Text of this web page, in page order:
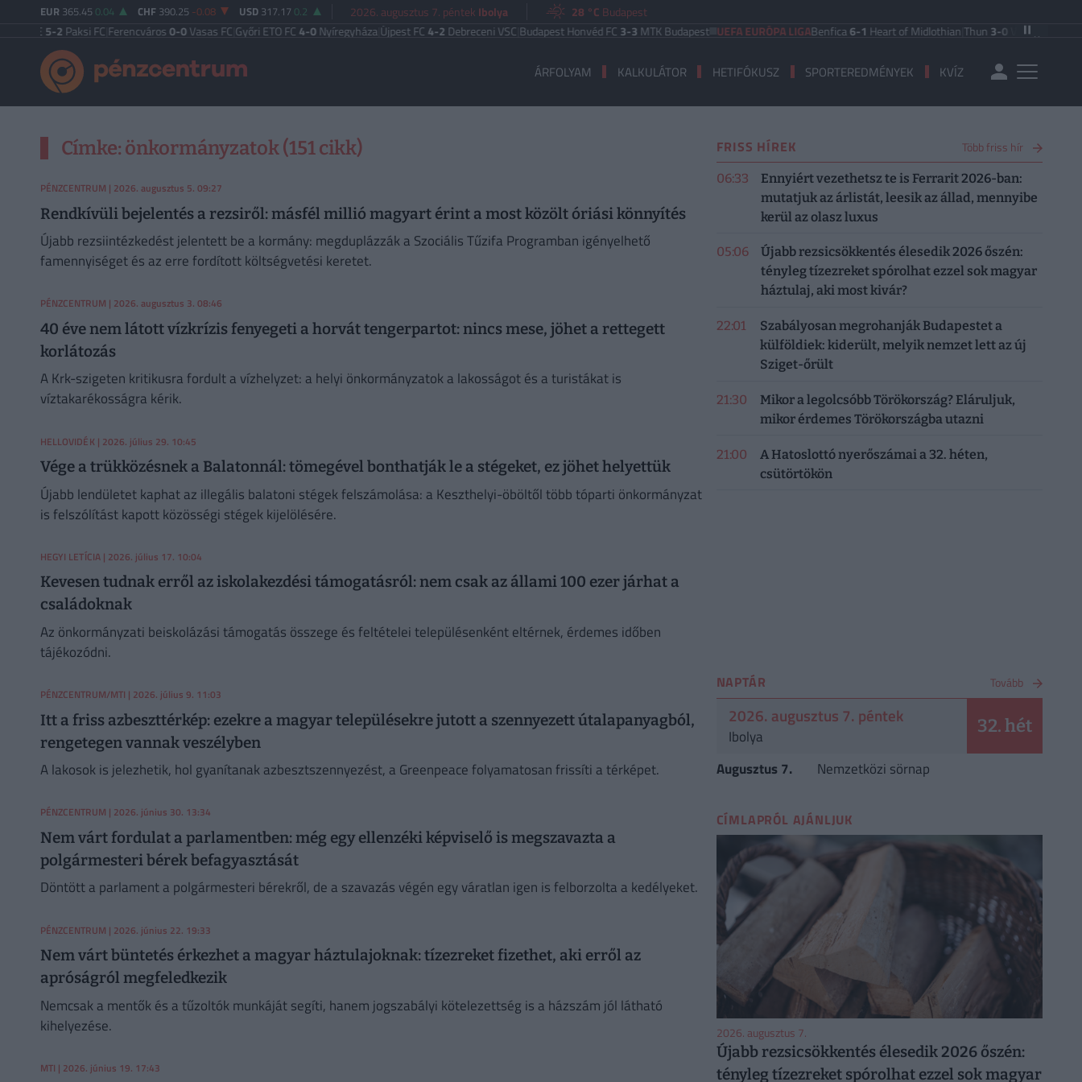
EUR 365.45 0.04 CHF 390.25 -0.08 USD 317.17 0.2 2026. augusztus 7. péntek Ibolya 28 °C Budapest
Paksi FC|Ferencváros0-0Vasas FC|Győri ETO FC4-0Nyíregyháza|Újpest FC4-2Debreceni VSC| Budapest Honvéd FC3-3MTK Budapest UEFA EURÓPA LIGABenfica6-1Heart of Midlothian|Thun3-0Vikingur Reykjavik
ÁRFOLYAM KALKULÁTOR HETIFÓKUSZ SPORTEREDMÉNYEK KVÍZ
Címke: önkormányzatok (151 cikk)
PÉNZCENTRUM | 2026. augusztus 5. 09:27
Rendkívüli bejelentés a rezsiről: másfél millió magyart érint a most közölt óriási könnyítés
Újabb rezsiintézkedést jelentett be a kormány: megduplázzák a Szociális Tűzifa Programban igényelhető
famennyiséget és az erre fordított költségvetési keretet.
PÉNZCENTRUM | 2026. augusztus 3. 08:46
40 éve nem látott vízkrízis fenyegeti a horvát tengerpartot: nincs mese, jöhet a rettegett
korlátozás
A Krk-szigeten kritikusra fordult a vízhelyzet: a helyi önkormányzatok a lakosságot és a turistákat is
víztakarékosságra kérik.
HELLOVIDÉK| 2026. július 29. 10:45
Vége a trükközésnek a Balatonnál: tömegével bonthatják le a stégeket, ez jöhet helyettük
Újabb lendületet kaphat az illegális balatoni stégek felszámolása: a Keszthelyi-öböltől több tóparti önkormányzat
is felszólítást kapott közösségi stégek kijelölésére.
HEGYI LETÍCIA | 2026. július 17. 10:04
Kevesen tudnak erről az iskolakezdési támogatásról: nem csak az állami 100 ezer járhat a
családoknak
Az önkormányzati beiskolázási támogatás összege és feltételei településenként eltérnek, érdemes időben
tájékozódni.
PÉNZCENTRUM/MTI | 2026. július 9. 11:03
Itt a friss azbeszttérkép: ezekre a magyar településekre jutott a szennyezett útalapanyagból,
rengetegen vannak veszélyben
A lakosok is jelezhetik, hol gyanítanak azbesztszennyezést, a Greenpeace folyamatosan frissíti a térképet.
PÉNZCENTRUM | 2026. június 30. 13:34
Nem várt fordulat a parlamentben: még egy ellenzéki képviselő is megszavazta a
polgármesteri bérek befagyasztását
Döntött a parlament a polgármesteri bérekről, de a szavazás végén egy váratlan igen is felborzolta a kedélyeket.
PÉNZCENTRUM | 2026. június 22. 19:33
Nem várt büntetés érkezhet a magyar háztulajoknak: tízezreket fizethet, aki erről az
apróságról megfeledkezik
Nemcsak a mentők és a tűzoltók munkáját segíti, hanem jogszabályi kötelezettség is a házszám jól látható
kihelyezése.
MTI | 2026. június 19. 17:43
FRISS HÍREK Több friss hír
06:33
Ennyiért vezethetsz te is Ferrarit 2026-ban:
mutatjuk az árlistát, leesik az állad, mennyibe
kerül az olasz luxus
05:06
Újabb rezsicsökkentés élesedik 2026 őszén:
tényleg tízezreket spórolhat ezzel sok magyar
háztulaj, aki most kivár?
22:01
Szabályosan megrohanják Budapestet a
külföldiek: kiderült, melyik nemzet lett az új
Sziget-őrült
21:30
Mikor a legolcsóbb Törökország? Eláruljuk,
mikor érdemes Törökországba utazni
21:00
A Hatoslottó nyerőszámai a 32. héten,
csütörtökön
NAPTÁR Tovább
2026. augusztus 7. péntek
Ibolya 32. hét
Augusztus 7. Nemzetközi sörnap
CÍMLAPRÓL AJÁNLJUK
2026. augusztus 7.
Újabb rezsicsökkentés élesedik 2026 őszén:
tényleg tízezreket spórolhat ezzel sok magyar